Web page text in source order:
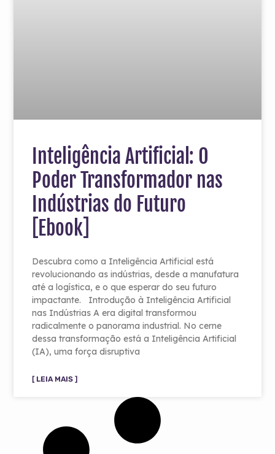
Inteligência Artificial: O
Poder Transformador nas
Indústrias do Futuro
[Ebook]
Descubra como a Inteligência Artificial está
revolucionando as indústrias, desde a manufatura
até a logística, e o que esperar do seu futuro
impactante. Introdução à Inteligência Artificial
nas Indústrias A era digital transformou
radicalmente o panorama industrial. No cerne
dessa transformação está a Inteligência Artificial
(IA), uma força disruptiva
[ LEIA MAIS ]